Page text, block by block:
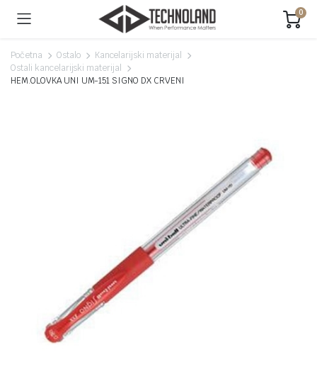
0
Početna Ostalo
Kancelarijski materijal
Ostali kancelarijski materijal
HEM.OLOVKA UNI UM-151 SIGNO DX CRVENI